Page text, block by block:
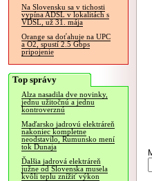
Na Slovensku sa v tichosti
vypína ADSL v lokalitách s
VDSL, už 31. mája
Orange sa doťahuje na UPC
a O2, spustí 2.5 Gbps
pripojenie
Top správy
Alza nasadila dve novinky,
jednu užitočnú a jednu
kontroverznú
Maďarsko jadrovú elektráreň
nakoniec kompletne
neodstavilo, Rumunsko mení
tok Dunaja
Ďalšia jadrová elektráreň
južne od Slovenska musela
kvôli teplu znížiť výkon